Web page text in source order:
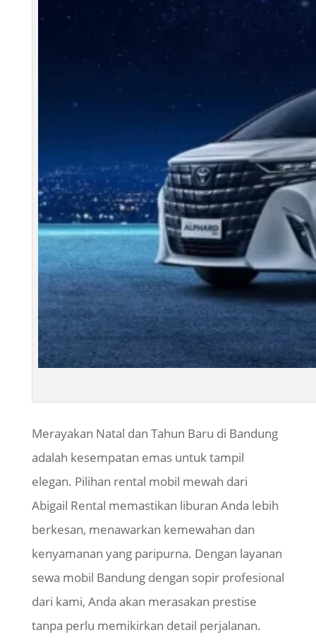
Merayakan Natal dan Tahun Baru di Bandung
adalah kesempatan emas untuk tampil
elegan. Pilihan rental mobil mewah dari
Abigail Rental memastikan liburan Anda lebih
berkesan, menawarkan kemewahan dan
kenyamanan yang paripurna. Dengan layanan
sewa mobil Bandung dengan sopir profesional
dari kami, Anda akan merasakan prestise
tanpa perlu memikirkan detail perjalanan.